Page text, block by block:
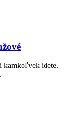
kamkoľvek idete.